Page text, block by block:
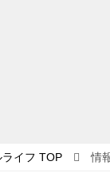
イフ TOP 情